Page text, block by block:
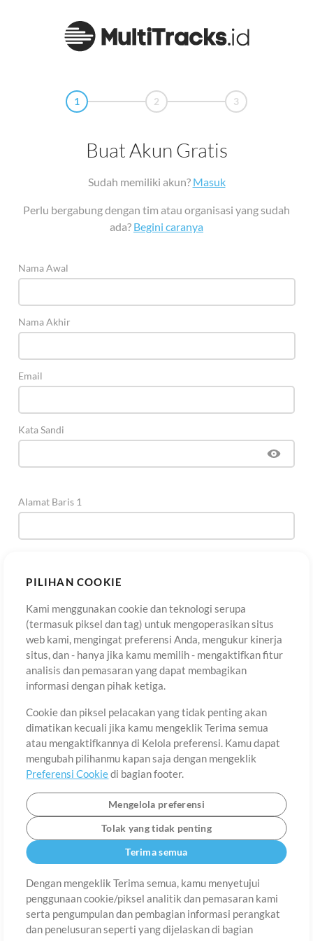
PILIHAN COOKIE
Kami menggunakan cookie dan teknologi serupa
(termasuk piksel dan tag) untuk mengoperasikan situs
web kami, mengingat preferensi Anda, mengukur kinerja
situs, dan - hanya jika kamu memilih - mengaktifkan fitur
analisis dan pemasaran yang dapat membagikan
informasi dengan pihak ketiga.
Cookie dan piksel pelacakan yang tidak penting akan
dimatikan kecuali jika kamu mengeklik Terima semua
atau mengaktifkannya di Kelola preferensi. Kamu dapat
mengubah pilihanmu kapan saja dengan mengeklik
Preferensi Cookiedi bagian footer.
Mengelola preferensi
Tolak yang tidak penting
Terima semua
Dengan mengeklik Terima semua, kamu menyetujui
penggunaan cookie/piksel analitik dan pemasaran kami
serta pengumpulan dan pembagian informasi perangkat
dan penelusuran seperti yang dijelaskan di bagian
1 2 3
Buat Akun Gratis
Sudah memiliki akun? Masuk
Perlu bergabung dengan tim atau organisasi yang sudah
ada? Begini caranya
Nama Awal
Nama Akhir
Email
Kata Sandi
Alamat Baris 1
Kota
Negara
Provinsi Bahasa
Tentang Ketentuan Penggunaan Kebijakan Privasi
Preferensi
Cookie
Hubungi
©2006-2026 oleh MultiTracks.com LLC. Semua Hak Cipta Dilindungi